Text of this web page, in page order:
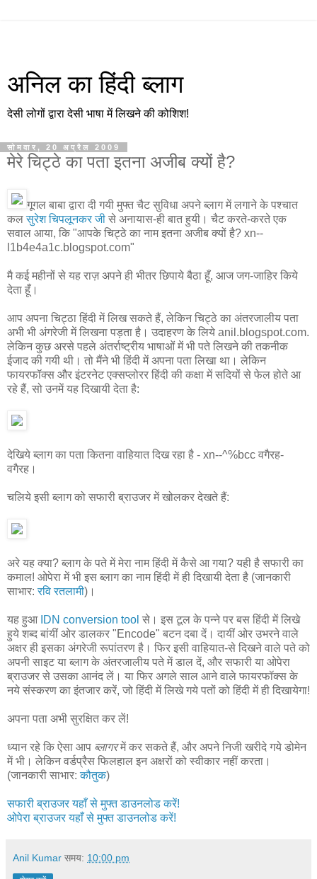
अनिल का हिंदी ब्लाग
देसी लोगों द्वारा देसी भाषा में लिखने की कोशिश!
सोमवार, 20 अप्रैल 2009
मेरे चिट्ठे का पता इतना अजीब क्यों है?
गूगल बाबा द्वारा दी गयी मुफ्त चैट सुविधा अपने ब्लाग में लगाने के पश्चात
कलसुरेश चिपलूनकर जी से अनायास-ही बात हुयी। चैट करते-करते एक
सवाल आया, कि "आपके चिट्ठे का नाम इतना अजीब क्यों है? xn--
l1b4e4a1c.blogspot.com"
मै कई महीनों से यह राज़ अपने ही भीतर छिपाये बैठा हूँ, आज जग-जाहिर किये
देता हूँ।
आप अपना चिट्ठा हिंदी में लिख सकते हैं, लेकिन चिट्ठे का अंतरजालीय पता
अभी भी अंगरेजी में लिखना पड़ता है। उदाहरण के लिये anil.blogspot.com.
लेकिन कुछ अरसे पहले अंतर्राष्ट्रीय भाषाओं में भी पते लिखने की तकनीक
ईजाद की गयी थी। तो मैंने भी हिंदी में अपना पता लिखा था। लेकिन
फायरफॉक्स और इंटरनेट एक्सप्लोरर हिंदी की कक्षा में सदियों से फेल होते आ
रहे हैं, सो उनमें यह दिखायी देता है:
देखिये ब्लाग का पता कितना वाहियात दिख रहा है - xn--^%bcc वगैरह-
वगैरह।
चलिये इसी ब्लाग को सफारी ब्राउजर में खोलकर देखते हैं:
अरे यह क्या? ब्लाग के पते में मेरा नाम हिंदी में कैसे आ गया? यही है सफारी का
कमाल! ओपेरा में भी इस ब्लाग का नाम हिंदी में ही दिखायी देता है (जानकारी
साभार:रवि रतलामी)।
यह हुआ IDN conversion tool से। इस टूल के पन्ने पर बस हिंदी में लिखे
हुये शब्द बांयीं ओर डालकर "Encode" बटन दबा दें। दायीं ओर उभरने वाले
अक्षर ही इसका अंगरेजी रूपांतरण है। फिर इसी वाहियात-से दिखने वाले पते को
अपनी साइट या ब्लाग के अंतरजालीय पते में डाल दें, और सफारी या ओपेरा
ब्राउजर से उसका आनंद लें। या फिर अगले साल आने वाले फायरफॉक्स के
नये संस्करण का इंतजार करें, जो हिंदी में लिखे गये पतों को हिंदी में ही दिखायेगा!
अपना पता अभी सुरक्षित कर लें!
ध्यान रहे कि ऐसा आप ब्लागरमें कर सकते हैं, और अपने निजी खरीदे गये डोमेन
में भी। लेकिन वर्डप्रैस फिलहाल इन अक्षरों को स्वीकार नहीं करता।
(जानकारी साभार:कौतुक)
सफारी ब्राउजर यहाँ से मुफ्त डाउनलोड करें!
ओपेरा ब्राउजर यहाँ से मुफ्त डाउनलोड करें!
Anil Kumar समय: 10:00 pm